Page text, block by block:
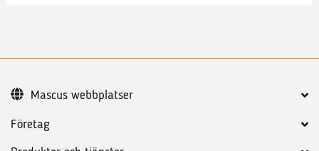
Företag
Mascus webbplatser